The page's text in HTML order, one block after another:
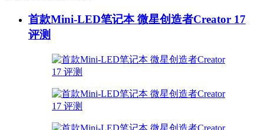
首款Mini-LED笔记本 微星创造者Creator 17
评测